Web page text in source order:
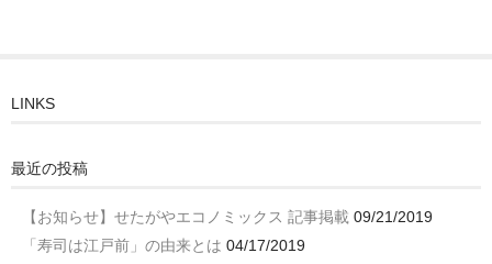
LINKS
最近の投稿
【お知らせ】せたがやエコノミックス 記事掲載 09/21/2019
「寿司は江戸前」の由来とは 04/17/2019